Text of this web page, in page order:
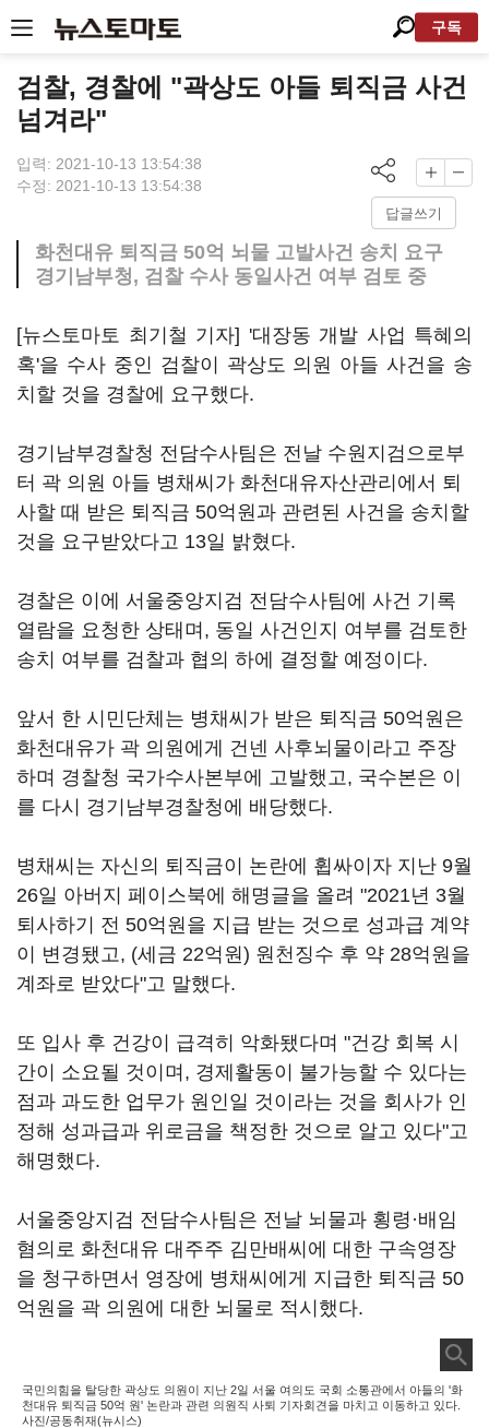
구독
검찰, 경찰에 "곽상도 아들 퇴직금 사건
넘겨라"
입력: 2021-10-13 13:54:38
수정: 2021-10-13 13:54:38
답글쓰기
화천대유 퇴직금 50억 뇌물 고발사건 송치 요구
경기남부청, 검찰 수사 동일사건 여부 검토 중
[뉴스토마토 최기철 기자] '대장동 개발 사업 특혜의
혹'을 수사 중인 검찰이 곽상도 의원 아들 사건을 송
치할 것을 경찰에 요구했다.
경기남부경찰청 전담수사팀은 전날 수원지검으로부
터 곽 의원 아들 병채씨가 화천대유자산관리에서 퇴
사할 때 받은 퇴직금 50억원과 관련된 사건을 송치할
것을 요구받았다고 13일 밝혔다.
경찰은 이에 서울중앙지검 전담수사팀에 사건 기록
열람을 요청한 상태며, 동일 사건인지 여부를 검토한
송치 여부를 검찰과 협의 하에 결정할 예정이다.
앞서 한 시민단체는 병채씨가 받은 퇴직금 50억원은
화천대유가 곽 의원에게 건넨 사후뇌물이라고 주장
하며 경찰청 국가수사본부에 고발했고, 국수본은 이
를 다시 경기남부경찰청에 배당했다.
병채씨는 자신의 퇴직금이 논란에 휩싸이자 지난 9월
26일 아버지 페이스북에 해명글을 올려 "2021년 3월
퇴사하기 전 50억원을 지급 받는 것으로 성과급 계약
이 변경됐고, (세금 22억원) 원천징수 후 약 28억원을
계좌로 받았다"고 말했다.
또 입사 후 건강이 급격히 악화됐다며 "건강 회복 시
간이 소요될 것이며, 경제활동이 불가능할 수 있다는
점과 과도한 업무가 원인일 것이라는 것을 회사가 인
정해 성과급과 위로금을 책정한 것으로 알고 있다"고
해명했다.
서울중앙지검 전담수사팀은 전날 뇌물과 횡령·배임
혐의로 화천대유 대주주 김만배씨에 대한 구속영장
을 청구하면서 영장에 병채씨에게 지급한 퇴직금 50
억원을 곽 의원에 대한 뇌물로 적시했다.
국민의힘을 탈당한 곽상도 의원이 지난 2일 서울 여의도 국회 소통관에서 아들의 '화
천대유 퇴직금 50억 원' 논란과 관련 의원직 사퇴 기자회견을 마치고 이동하고 있다.
사진/공동취재(뉴시스)